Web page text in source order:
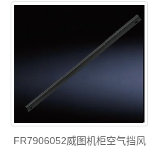
修威图机柜威图电柜威图风扇
威图PDU威图配件威图售后
FR7906052威图机柜空气挡风